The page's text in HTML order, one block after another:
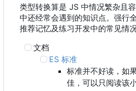
类型转换算是 JS 中情况繁杂且
中还经常会遇到的知识点。强行
推荐记忆及练习开发中的常见情况
文档
ES 标准
标准并不好读，如
佳，可以只阅读该